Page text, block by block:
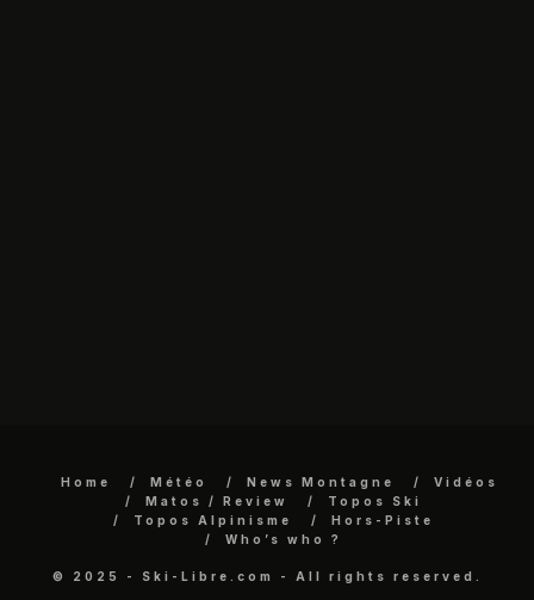
Home Météo News Montagne
Vidéos
Matos / Review
Topos Ski
Topos Alpinisme
Hors-Piste
Who’s who ?
© 2025 - Ski-Libre.com - All rights reserved.